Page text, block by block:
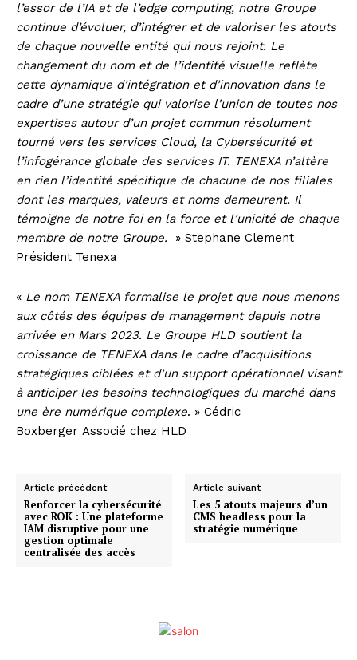
l’essor de l’IA et de l’edge computing, notre Groupe
continue d’évoluer, d’intégrer et de valoriser les atouts
de chaque nouvelle entité qui nous rejoint. Le
changement du nom et de l’identité visuelle reflète
cette dynamique d’intégration et d’innovation dans le
cadre d’une stratégie qui valorise l’union de toutes nos
expertises autour d’un projet commun résolument
tourné vers les services Cloud, la Cybersécurité et
l’infogérance globale des services IT. TENEXA n’altère
en rien l’identité spécifique de chacune de nos filiales
dont les marques, valeurs et noms demeurent. Il
témoigne de notre foi en la force et l’unicité de chaque
membre de notre Groupe. » Stephane Clement
Président Tenexa
« Le nom TENEXA formalise le projet que nous menons
aux côtés des équipes de management depuis notre
arrivée en Mars 2023. Le Groupe HLD soutient la
croissance de TENEXA dans le cadre d’acquisitions
stratégiques ciblées et d’un support opérationnel visant
à anticiper les besoins technologiques du marché dans
une ère numérique complexe. » Cédric
Boxberger Associé chez HLD
Article précédent
Renforcer la cybersécurité
avec ROK : Une plateforme
IAM disruptive pour une
gestion optimale
centralisée des accès
Article suivant
Les 5 atouts majeurs d’un
CMS headless pour la
stratégie numérique